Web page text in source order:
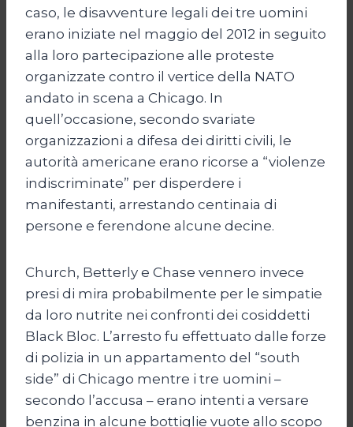
caso, le disavventure legali dei tre uomini
erano iniziate nel maggio del 2012 in seguito
alla loro partecipazione alle proteste
organizzate contro il vertice della NATO
andato in scena a Chicago. In
quell’occasione, secondo svariate
organizzazioni a difesa dei diritti civili, le
autorità americane erano ricorse a “violenze
indiscriminate” per disperdere i
manifestanti, arrestando centinaia di
persone e ferendone alcune decine.
Church, Betterly e Chase vennero invece
presi di mira probabilmente per le simpatie
da loro nutrite nei confronti dei cosiddetti
Black Bloc. L’arresto fu effettuato dalle forze
di polizia in un appartamento del “south
side” di Chicago mentre i tre uomini –
secondo l’accusa – erano intenti a versare
benzina in alcune bottiglie vuote allo scopo